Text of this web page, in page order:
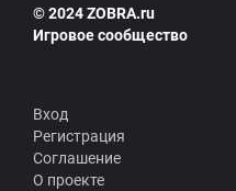
© 2024 ZOBRA.ru
Игровое сообщество
Вход
Регистрация
Соглашение
О проекте